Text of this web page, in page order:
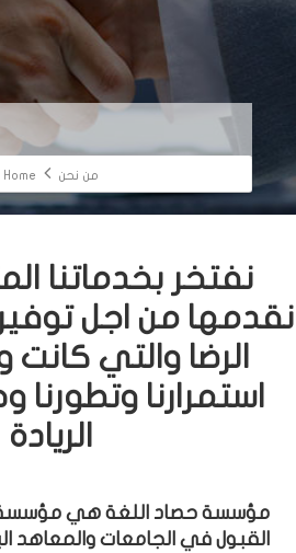
من نحن Home
نفتخر بخدماتنا
نقدمها من اجل
الرضا والتي كانت
استمرارنا
الريادة
مؤسسة حصاد اللغة هي مؤسسة
القبول في الجامعات والمعاهد